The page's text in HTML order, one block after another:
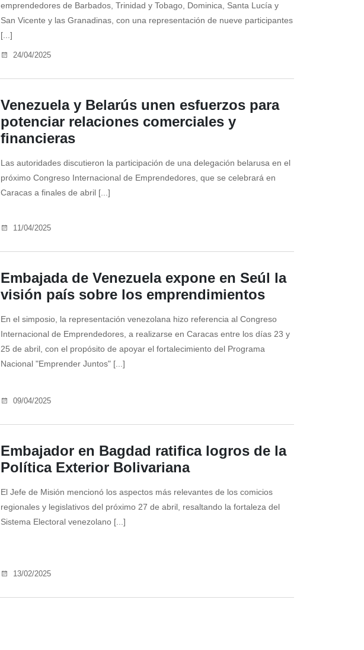
emprendedores de Barbados, Trinidad y Tobago, Dominica, Santa Lucía y
San Vicente y las Granadinas, con una representación de nueve participantes
[...]
24/04/2025
Venezuela y Belarús unen esfuerzos para
potenciar relaciones comerciales y
financieras
Las autoridades discutieron la participación de una delegación belarusa en el
próximo Congreso Internacional de Emprendedores, que se celebrará en
Caracas a finales de abril [...]
11/04/2025
Embajada de Venezuela expone en Seúl la
visión país sobre los emprendimientos
En el simposio, la representación venezolana hizo referencia al Congreso
Internacional de Emprendedores, a realizarse en Caracas entre los días 23 y
25 de abril, con el propósito de apoyar el fortalecimiento del Programa
Nacional "Emprender Juntos" [...]
09/04/2025
Embajador en Bagdad ratifica logros de la
Política Exterior Bolivariana
El Jefe de Misión mencionó los aspectos más relevantes de los comicios
regionales y legislativos del próximo 27 de abril, resaltando la fortaleza del
Sistema Electoral venezolano [...]
13/02/2025